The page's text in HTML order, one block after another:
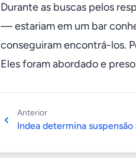
Durante as buscas pelos
— estariam em um bar
conseguiram encontrá-los.
Eles foram abordado e
Anterior
Indea determina suspensão